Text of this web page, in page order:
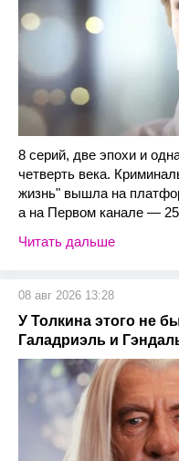
8 серий, две эпохи и
четверть века.
жизнь" вышла на
а на Первом канале — 25
Читать дальше
08 авг 2026 13:28
У Толкина этого не
Галадриэль и